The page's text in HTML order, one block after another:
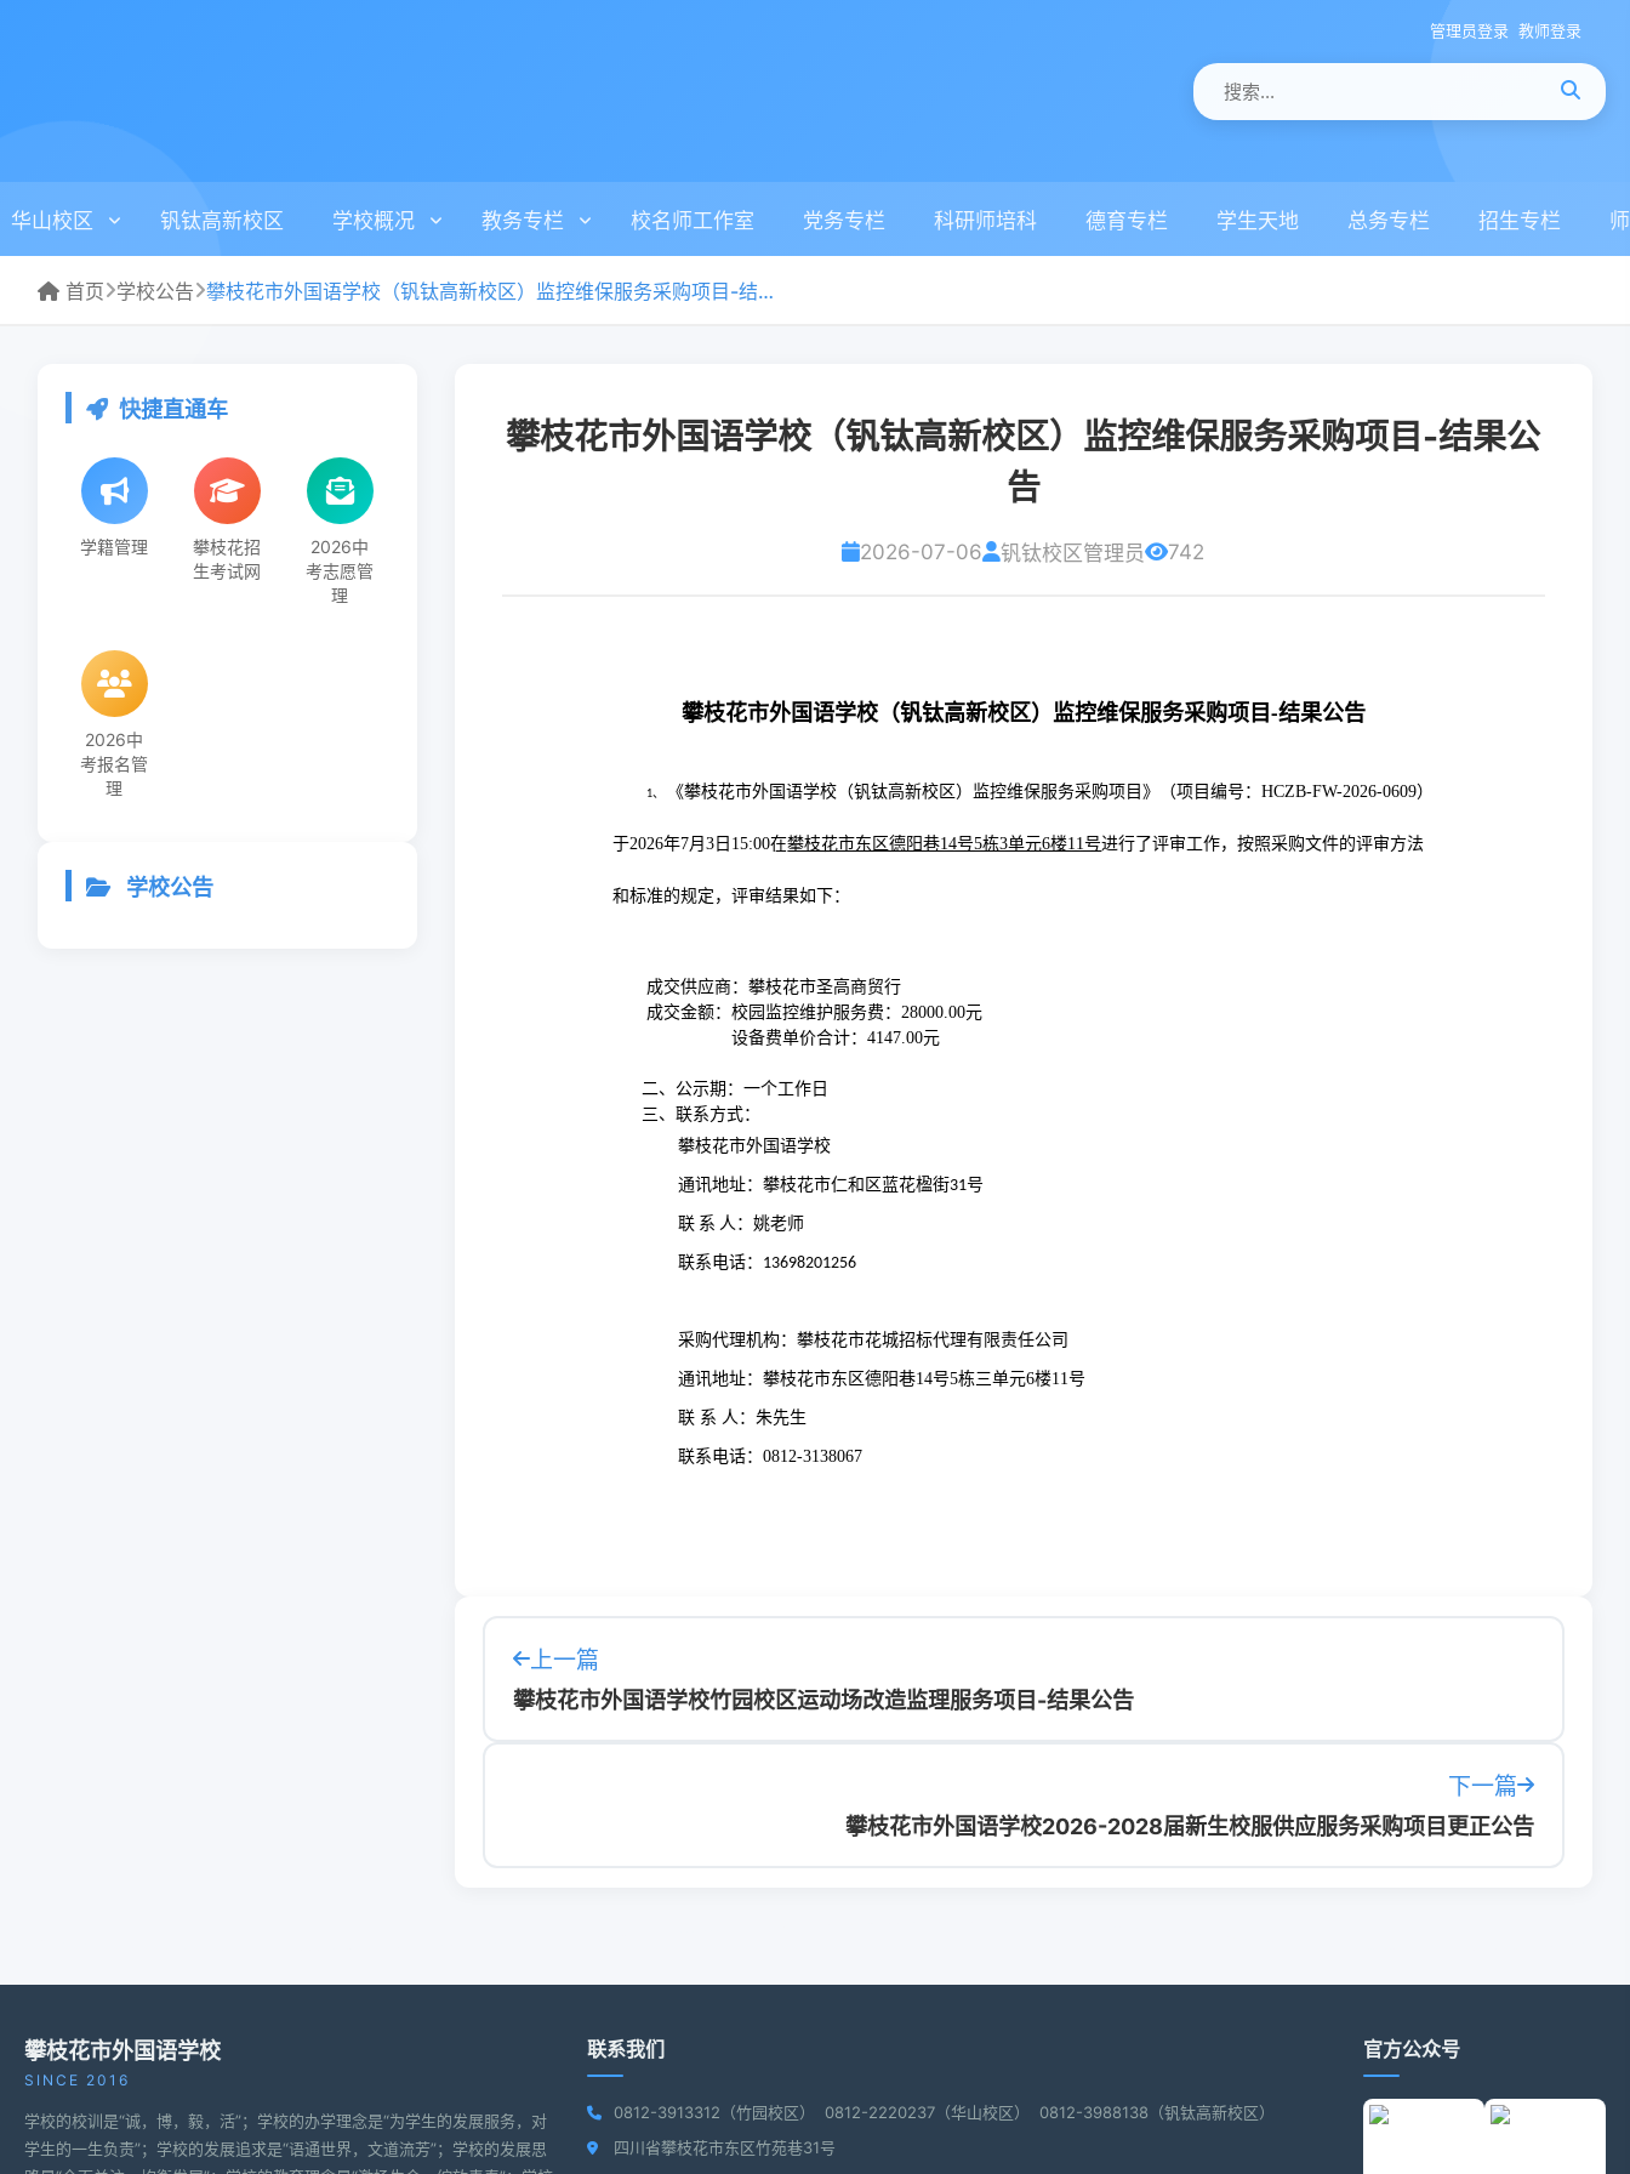
管理员登录 教师登录
华山校区 钒钛高新校区 学校概况 教务专栏 校名师工作室 党务专栏 科研师培科 德育专栏 学生天地 总务专栏 招生专栏
首页 学校公告 攀枝花市外国语学校（钒钛高新校区）监控维保服务采购项目-结果公告
快捷直通车
学籍管理
攀枝花招
生考试网
2026中
考志愿管
理
2026中
考报名管
理
学校公告
攀枝花市外国语学校（钒钛高新校区）监控维保服务采购项目-结果公
告
2026-07-06 钒钛校区管理员 742
攀枝花市外国语学校（钒钛高新校区）监控维保服务采购项目-结果公告
1、 《攀枝花市外国语学校（钒钛高新校区）监控维保服务采购项目》（项目编号：HCZB-FW-2026-0609）
于2026年7月3日15:00在攀枝花市东区德阳巷14号5栋3单元6楼11号进行了评审工作，按照采购文件的评审方法
和标准的规定，评审结果如下：
成交供应商：攀枝花市圣高商贸行
成交金额：校园监控维护服务费：28000.00元
设备费单价合计：4147.00元
二、公示期：一个工作日
三、联系方式：
攀枝花市外国语学校
通讯地址：攀枝花市仁和区蓝花楹街31号
联 系 人：姚老师
联系电话：13698201256
采购代理机构：攀枝花市花城招标代理有限责任公司
通讯地址：攀枝花市东区德阳巷14号5栋三单元6楼11号
联 系 人：朱先生
联系电话：0812-3138067
上一篇
攀枝花市外国语学校竹园校区运动场改造监理服务项目-结果公告
下一篇
攀枝花市外国语学校2026-2028届新生校服供应服务采购项目更正公告
攀枝花市外国语学校
SINCE 2016
学校的校训是“诚，博，毅，活”；学校的办学理念是“为学生的发展服务，对
学生的一生负责”；学校的发展追求是“语通世界，文道流芳”；学校的发展思
联系我们
0812-3913312（竹园校区） 0812-2220237（华山校区） 0812-3988138（钒钛高新校区）
四川省攀枝花市东区竹苑巷31号
官方公众号